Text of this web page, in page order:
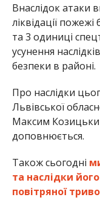
Внаслідок атаки
ліквідації
та 3 одиниці
усунення
безпеки в районі.
Про наслідки
Львівської
Максим
доповнюється.
Також сьогодні
та наслідки
повітряної